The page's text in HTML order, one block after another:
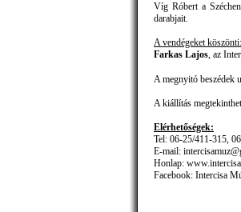
Víg Róbert a
darabjait.
A vendégeket köszönti:
Farkas Lajos, az
A megnyitó beszédek
A kiállítás
Elérhetőségek:
Tel: 06-25/411-315,
E-mail:
Honlap:
Facebook: Intercisa